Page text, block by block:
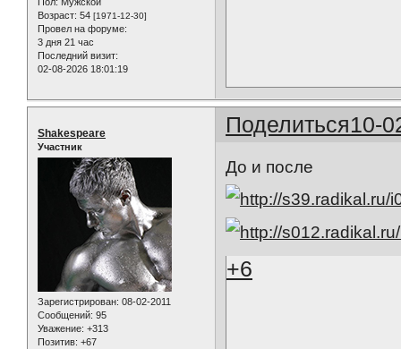
Возраст: 54 [1971-12-30]
Провел на форуме:
3 дня 21 час
Последний визит:
02-08-2026 18:01:19
Поделиться10-
Shakespeare
Участник
Зарегистрирован: 08-02-2011
Сообщений: 95
Уважение: +313
Позитив: +67
До и после
+6